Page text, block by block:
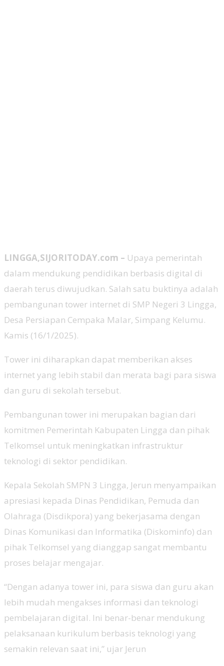
LINGGA,SIJORITODAY.com – Upaya pemerintah
dalam mendukung pendidikan berbasis digital di
daerah terus diwujudkan. Salah satu buktinya adalah
pembangunan tower internet di SMP Negeri 3 Lingga,
Desa Persiapan Cempaka Malar, Simpang Kelumu.
Kamis (16/1/2025).
Tower ini diharapkan dapat memberikan akses
internet yang lebih stabil dan merata bagi para siswa
dan guru di sekolah tersebut.
Pembangunan tower ini merupakan bagian dari
komitmen Pemerintah Kabupaten Lingga dan pihak
Telkomsel untuk meningkatkan infrastruktur
teknologi di sektor pendidikan.
Kepala Sekolah SMPN 3 Lingga, Jerun menyampaikan
apresiasi kepada Dinas Pendidikan, Pemuda dan
Olahraga (Disdikpora) yang bekerjasama dengan
Dinas Komunikasi dan Informatika (Diskominfo) dan
pihak Telkomsel yang dianggap sangat membantu
proses belajar mengajar.
“Dengan adanya tower ini, para siswa dan guru akan
lebih mudah mengakses informasi dan teknologi
pembelajaran digital. Ini benar-benar mendukung
pelaksanaan kurikulum berbasis teknologi yang
semakin relevan saat ini,” ujar Jerun